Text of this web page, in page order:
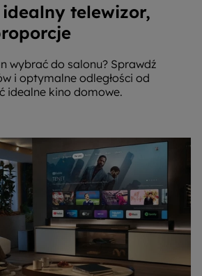
telewizor,
wybrać do salonu? Sprawdź
i optymalne odległości od
idealne kino domowe.